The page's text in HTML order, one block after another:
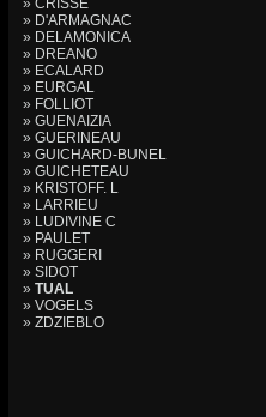
» CRISSE
» D'ARMAGNAC
» DELAMONICA
» DREANO
» ECALARD
» EURGAL
» FOLLIOT
» GUENAIZIA
» GUERINEAU
» GUICHARD-BUNEL
» GUICHETEAU
» KRISTOFF. L
» LARRIEU
» LUDIVINE C
» PAULET
» RUGGERI
» SIDOT
» TUAL
» VOGELS
» ZDZIEBLO